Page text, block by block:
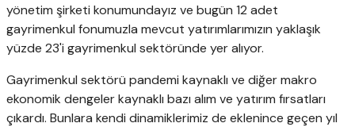
yönetim şirketi konumundayız ve bugün 12 adet
gayrimenkul fonumuzla mevcut yatırımlarımızın yaklaşık
yüzde 23'i gayrimenkul sektöründe yer alıyor.
Gayrimenkul sektörü pandemi kaynaklı ve diğer makro
ekonomik dengeler kaynaklı bazı alım ve yatırım fırsatları
çıkardı. Bunlara kendi dinamiklerimiz de eklenince geçen yıl